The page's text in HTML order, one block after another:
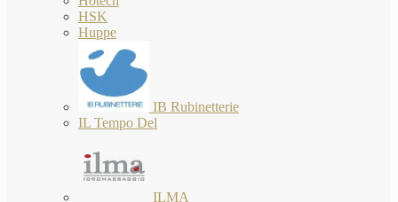
HSK
Huppe
IB Rubinetterie
IL Tempo Del
ILMA